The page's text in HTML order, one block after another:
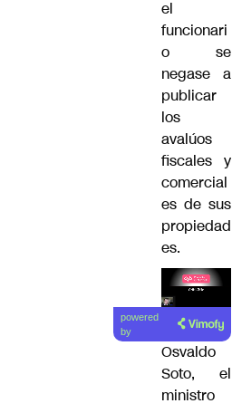
el
funcionari
o se
negase a
publicar
los
avalúos
fiscales y
comercial
es de sus
propiedad
es.
Lea el
artículo
powered
by
Osvaldo
Soto, el
ministro